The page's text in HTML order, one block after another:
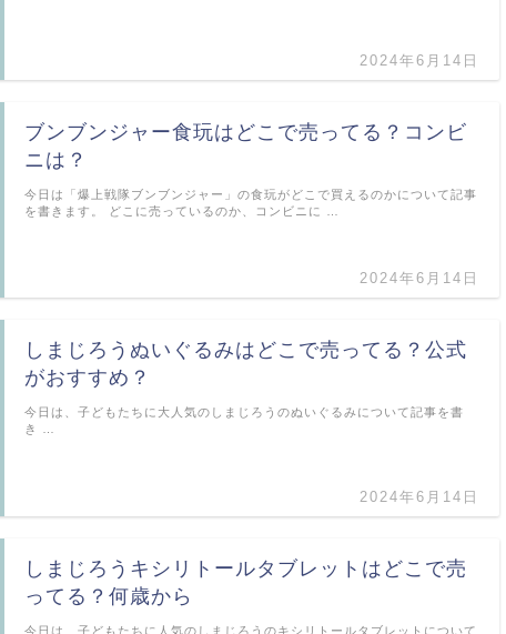
2024年6月14日
ブンブンジャー食玩はどこで売ってる？コンビ
ニは？
2024年6月14日
今日は「爆上戦隊ブンブンジャー」の食玩がどこで買えるのかについて記事
を書きます。 どこに売っているのか、コンビニに …
しまじろうぬいぐるみはどこで売ってる？公式
がおすすめ？
2024年6月14日
今日は、子どもたちに大人気のしまじろうのぬいぐるみについて記事を書
き …
しまじろうキシリトールタブレットはどこで売
ってる？何歳から
今日は、子どもたちに人気のしまじろうのキシリトールタブレットについて